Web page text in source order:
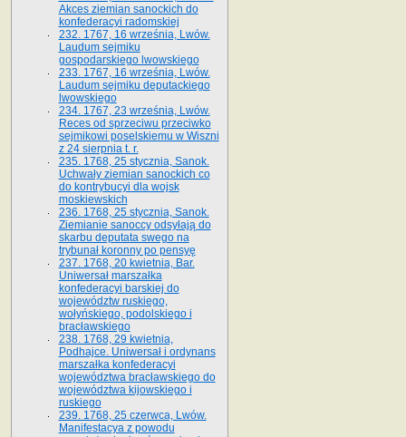
Akces ziemian sanockich do
konfederacyi radomskiej
232. 1767, 16 września, Lwów.
Laudum sejmiku
gospodarskiego lwowskiego
233. 1767, 16 września, Lwów.
Laudum sejmiku deputackiego
lwowskiego
234. 1767, 23 września, Lwów.
Reces od sprzeciwu przeciwko
sejmikowi poselskiemu w Wiszni
z 24 sierpnia t. r.
235. 1768, 25 stycznia, Sanok.
Uchwały ziemian sanockich co
do kontrybucyi dla wojsk
moskiewskich
236. 1768, 25 stycznia, Sanok.
Ziemianie sanoccy odsyłają do
skarbu deputata swego na
trybunał koronny po pensyę
237. 1768, 20 kwietnia, Bar.
Uniwersał marszałka
konfederacyi barskiej do
województw ruskiego,
wołyńskiego, podolskiego i
bracławskiego
238. 1768, 29 kwietnia,
Podhajce. Uniwersał i ordynans
marszałka konfederacyi
województwa bracławskiego do
wo­jewództwa kijowskiego i
ruskiego
239. 1768, 25 czerwca, Lwów.
Manifestacya z powodu